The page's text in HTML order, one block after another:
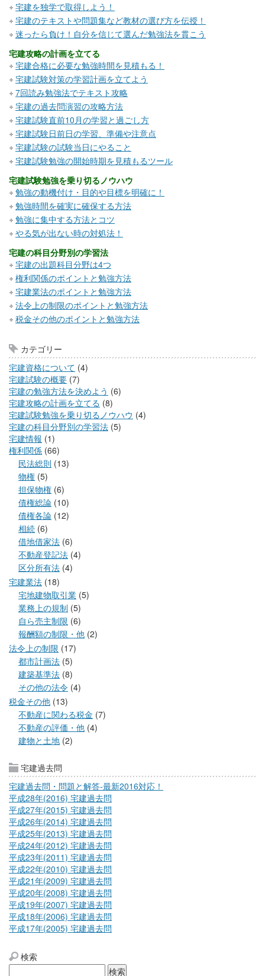
宅建を独学で取得しよう！
宅建のテキストや問題集など教材の選び方を伝授！
迷ったら負け！自分を信じて選んだ勉強法を貫こう
宅建攻略の計画を立てる
宅建合格に必要な勉強時間を見積もる！
宅建試験対策の学習計画を立てよう
7回読み勉強法でテキスト攻略
宅建の過去問演習の攻略方法
宅建試験直前10月の学習と過ごし方
宅建試験日前日の学習、準備や注意点
宅建試験の試験当日にやること
宅建試験勉強の開始時期を見積もるツール
宅建試験勉強を乗り切るノウハウ
勉強の動機付け・目的や目標を明確に！
勉強時間を確実に確保する方法
勉強に集中する方法とコツ
やる気が出ない時の対処法！
宅建の科目分野別の学習法
宅建の出題科目分野は4つ
権利関係のポイントと勉強方法
宅建業法のポイントと勉強方法
法令上の制限のポイントと勉強方法
税金その他のポイントと勉強方法
カテゴリー
宅建資格について (4)
宅建試験の概要 (7)
宅建の勉強方法を決めよう (6)
宅建攻略の計画を立てる (8)
宅建試験勉強を乗り切るノウハウ (4)
宅建の科目分野別の学習法 (5)
宅建情報 (1)
権利関係 (66)
民法総則 (13)
物権 (5)
担保物権 (6)
債権総論 (10)
債権各論 (12)
相続 (6)
借地借家法 (6)
不動産登記法 (4)
区分所有法 (4)
宅建業法 (18)
宅地建物取引業 (5)
業務上の規制 (5)
自ら売主制限 (6)
報酬額の制限・他 (2)
法令上の制限 (17)
都市計画法 (5)
建築基準法 (8)
その他の法令 (4)
税金その他 (13)
不動産に関わる税金 (7)
不動産の評価・他 (4)
建物と土地 (2)
宅建過去問
宅建過去問・問題と解答-最新2016対応！
平成28年(2016) 宅建過去問
平成27年(2015) 宅建過去問
平成26年(2014) 宅建過去問
平成25年(2013) 宅建過去問
平成24年(2012) 宅建過去問
平成23年(2011) 宅建過去問
平成22年(2010) 宅建過去問
平成21年(2009) 宅建過去問
平成20年(2008) 宅建過去問
平成19年(2007) 宅建過去問
平成18年(2006) 宅建過去問
平成17年(2005) 宅建過去問
検索